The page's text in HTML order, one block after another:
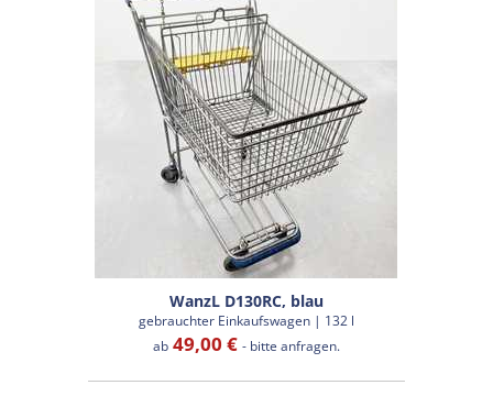
WanzL D130RC, blau
gebrauchter Einkaufswagen | 132 l
ab49,00 € - bitte anfragen.